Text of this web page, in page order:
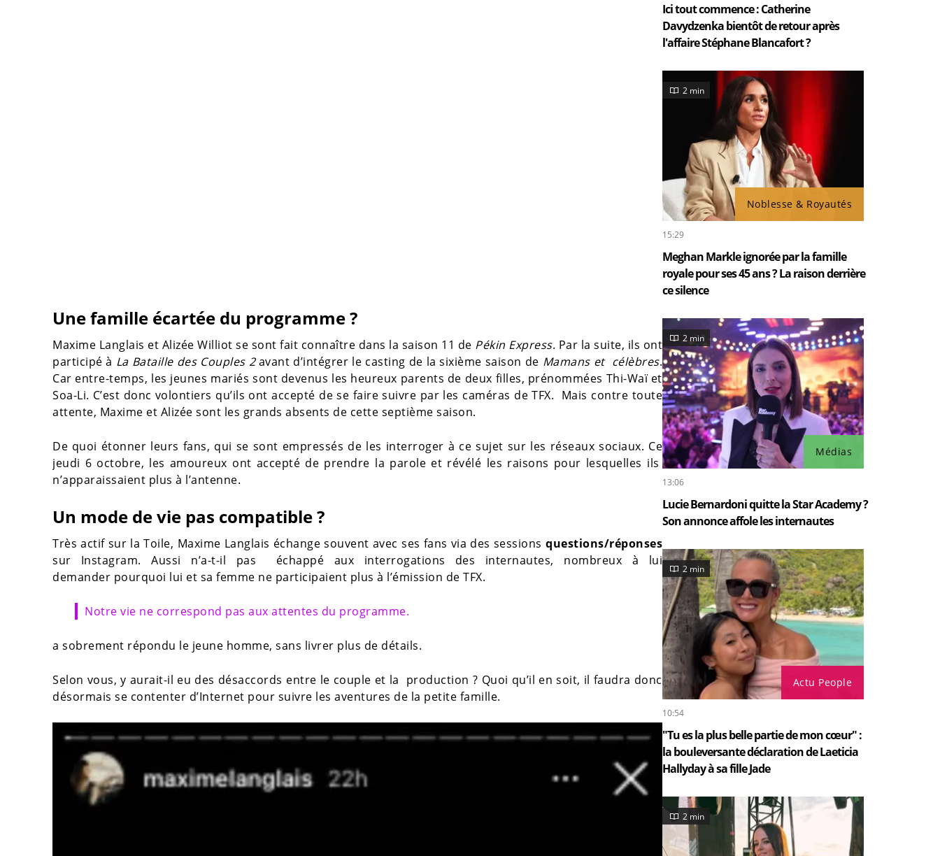
Une famille écartée du programme ?
Maxime Langlais et Alizée Williot se sont fait connaître dans la saison 11 de Pékin Express. Par la suite, ils ont
participé à La Bataille des Couples 2avant d’intégrer le casting de la sixième saison de Mamans et célèbres.
Car entre-temps, les jeunes mariés sont devenus les heureux parents de deux filles, prénommées Thi-Waï et
Soa-Li. C’est donc volontiers qu’ils ont accepté de se faire suivre par les caméras de TFX. Mais contre toute
attente, Maxime et Alizée sont les grands absents de cette septième saison.
De quoi étonner leurs fans, qui se sont empressés de les interroger à ce sujet sur les réseaux sociaux. Ce
jeudi 6 octobre, les amoureux ont accepté de prendre la parole et révélé les raisons pour lesquelles ils
n’apparaissaient plus à l’antenne.
Un mode de vie pas compatible ?
Très actif sur la Toile, Maxime Langlais échange souvent avec ses fans via des sessions questions/réponses
sur Instagram. Aussi n’a-t-il pas échappé aux interrogations des internautes, nombreux à lui
demander pourquoi lui et sa femme ne participaient plus à l’émission de TFX.
Notre vie ne correspond pas aux attentes du programme.
a sobrement répondu le jeune homme, sans livrer plus de détails.
Selon vous, y aurait-il eu des désaccords entre le couple et la production ? Quoi qu’il en soit, il faudra donc
désormais se contenter d’Internet pour suivre les aventures de la petite famille.
Ici tout commence : Catherine
Davydzenka bientôt de retour après
l'affaire Stéphane Blancafort ?
Noblesse & Royautés
2 min
15:29
Meghan Markle ignorée par la famille
royale pour ses 45 ans ? La raison derrière
ce silence
Médias
2 min
13:06
Lucie Bernardoni quitte la Star Academy ?
Son annonce affole les internautes
Actu People
2 min
10:54
"Tu es la plus belle partie de mon cœur" :
la bouleversante déclaration de Laeticia
Hallyday à sa fille Jade
2 min